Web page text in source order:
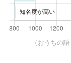
（おうちの